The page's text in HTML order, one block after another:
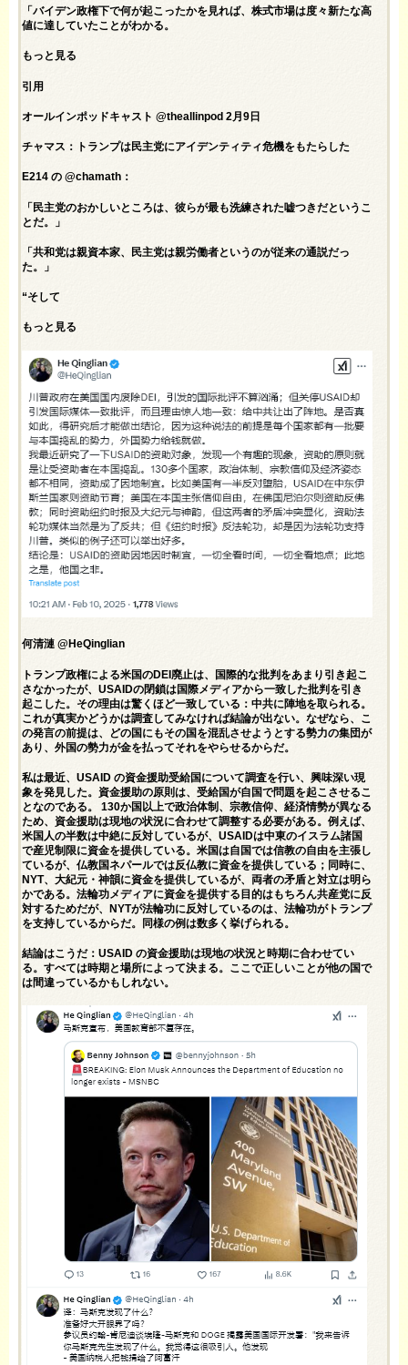
「バイデン政権下で何が起こったかを見れば、株式市場は度々新たな高
値に達していたことがわかる。
もっと見る
引用
オールインポッドキャスト @theallinpod 2月9日
チャマス：トランプは民主党にアイデンティティ危機をもたらした
E214 の @chamath：
「民主党のおかしいところは、彼らが最も洗練された嘘つきだというこ
とだ。」
「共和党は親資本家、民主党は親労働者というのが従来の通説だっ
た。」
“そして
もっと見る
何清漣 @HeQinglian
トランプ政権による米国のDEI廃止は、国際的な批判をあまり引き起こ
さなかったが、USAIDの閉鎖は国際メディアから一致した批判を引き
起こした。その理由は驚くほど一致している：中共に陣地を取られる。
これが真実かどうかは調査してみなければ結論が出ない。なぜなら、こ
の発言の前提は、どの国にもその国を混乱させようとする勢力の集団が
あり、外国の勢力が金を払ってそれをやらせるからだ。
私は最近、USAID の資金援助受給国について調査を行い、興味深い現
象を発見した。資金援助の原則は、受給国が自国で問題を起こさせるこ
となのである。 130か国以上で政治体制、宗教信仰、経済情勢が異なる
ため、資金援助は現地の状況に合わせて調整する必要がある。例えば、
米国人の半数は中絶に反対しているが、USAIDは中東のイスラム諸国
で産児制限に資金を提供している。米国は自国では信教の自由を主張し
ているが、仏教国ネパールでは反仏教に資金を提供している；同時に、
NYT、大紀元・神韻に資金を提供しているが、両者の矛盾と対立は明ら
かである。法輪功メディアに資金を提供する目的はもちろん共産党に反
対するためだが、NYTが法輪功に反対しているのは、法輪功がトランプ
を支持しているからだ。同様の例は数多く挙げられる。
結論はこうだ：USAID の資金援助は現地の状況と時期に合わせてい
る。すべては時期と場所によって決まる。ここで正しいことが他の国で
は間違っているかもしれない。